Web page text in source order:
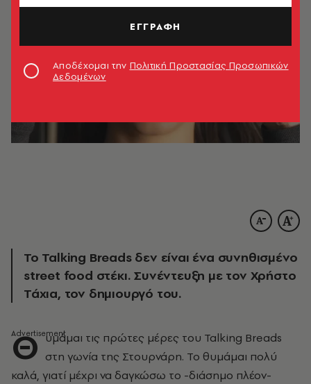
Το Talking Breads δεν είναι ένα συνηθισμένο
street food στέκι. Συνέντευξη με τον Χρήστο
Τάχια, τον δημιουργό του.
Θ υμάμαι τις πρώτες μέρες του Talking Breads
στη γωνία της Στουρνάρη. Το θυμάμαι πολύ
καλά, γιατί μέχρι να δαγκώσω το -διάσημο πλέον-
ΕΓΓΡΑΦΗ
Αποδέχομαι την Πολιτική Προστασίας Προσωπικών
Δεδομένων